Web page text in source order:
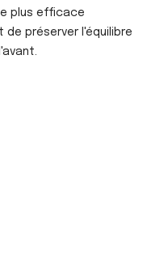
plus efficace
préserver l'équilibre